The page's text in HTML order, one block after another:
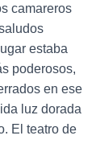
camareros
estaba
poderosos,
en ese
luz dorada
El teatro de